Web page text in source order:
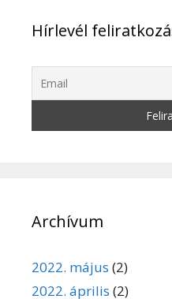
Hírlevél
Archívum
2022. május (2)
2022. április (2)